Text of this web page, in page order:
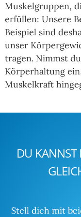
Muskelgruppen,
erfüllen: Unsere
Beispiel sind
unser
tragen. Nimmst
Körperhaltung
Muskelkraft
DU KANNST
Stell dich mit